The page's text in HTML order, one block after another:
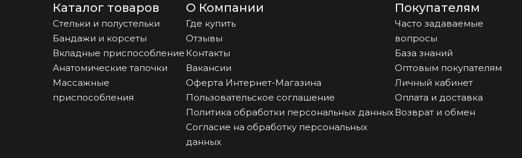
Каталог товаров
Стельки и полустельки
Бандажи и корсеты
Вкладные приспособление
Анатомические тапочки
Массажные
приспособления
О Компании
Где купить
Отзывы
Контакты
Вакансии
Оферта Интернет-Магазина
Пользовательское соглашение
Политика обработки персональных данных
Согласие на обработку персональных
данных
Покупателям
Часто задаваемые
вопросы
База знаний
Оптовым покупателям
Личный кабинет
Оплата и доставка
Возврат и обмен